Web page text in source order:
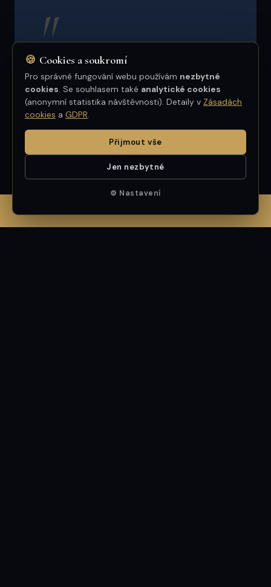
"
★★★★★
Profesionální a příjemné jednání — pan
Mrština byl velmi nápomocný i po skončení
transakce. Skvělá komunikace, spolehlivost
a výsledek nad očekávání. Mohu jen
TOMÁŠ BERGER
🍪 Cookies a soukromí
Pro správné fungování webu používám nezbytné
cookies. Se souhlasem také analytické cookies
(anonymní statistika návštěvnosti). Detaily v Zásadách
cookies a GDPR.
Přijmout vše
Jen nezbytné
⚙ Nastavení